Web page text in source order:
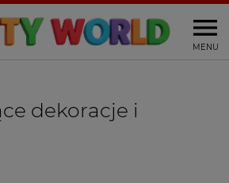
MENU
dekoracje i